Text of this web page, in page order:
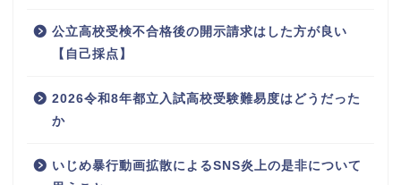
公立高校受検不合格後の開示請求はした方が良い
【自己採点】
2026令和8年都立入試高校受験難易度はどうだった
か
いじめ暴行動画拡散によるSNS炎上の是非について